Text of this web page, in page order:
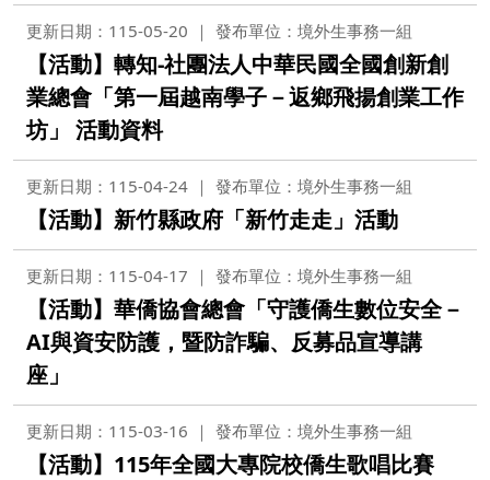
更新日期：115-05-20 發布單位：境外生事務一組
【活動】轉知-社團法人中華民國全國創新創
業總會「第一屆越南學子－返鄉飛揚創業工作
坊」 活動資料
更新日期：115-04-24 發布單位：境外生事務一組
【活動】新竹縣政府「新竹走走」活動
更新日期：115-04-17 發布單位：境外生事務一組
【活動】華僑協會總會「守護僑生數位安全－
AI與資安防護，暨防詐騙、反募品宣導講
座」
更新日期：115-03-16 發布單位：境外生事務一組
【活動】115年全國大專院校僑生歌唱比賽